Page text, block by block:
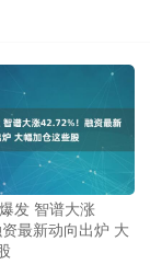
发 智谱大涨
最新动向出炉 大